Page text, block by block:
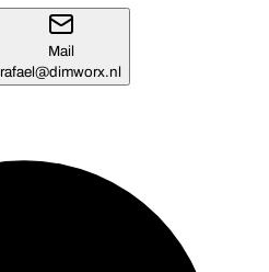
Mail
rafael@dimworx.nl